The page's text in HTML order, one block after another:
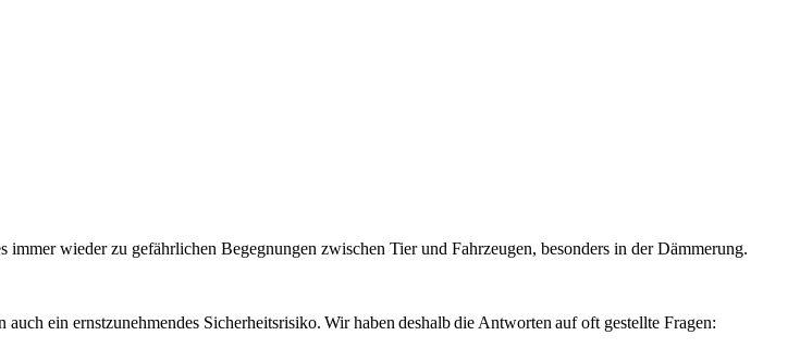
wieder zu gefährlichen Begegnungen zwischen Tier und Fahrzeugen, besonders in der Dämmerung.
ein ernstzunehmendes Sicherheitsrisiko. Wir haben deshalb die Antworten auf oft gestellte Fragen: